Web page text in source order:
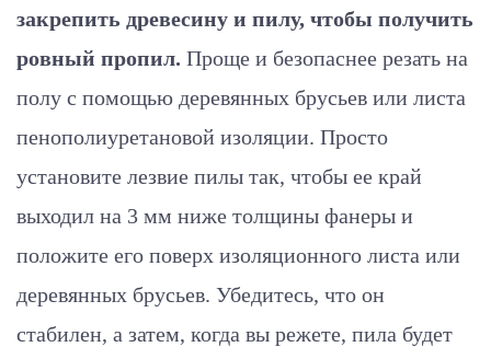
закрепить древесину и пилу, чтобы получить
ровный пропил. Проще и безопаснее резать на
полу с помощью деревянных брусьев или листа
пенополиуретановой изоляции. Просто
установите лезвие пилы так, чтобы ее край
выходил на 3 мм ниже толщины фанеры и
положите его поверх изоляционного листа или
деревянных брусьев. Убедитесь, что он
стабилен, а затем, когда вы режете, пила будет